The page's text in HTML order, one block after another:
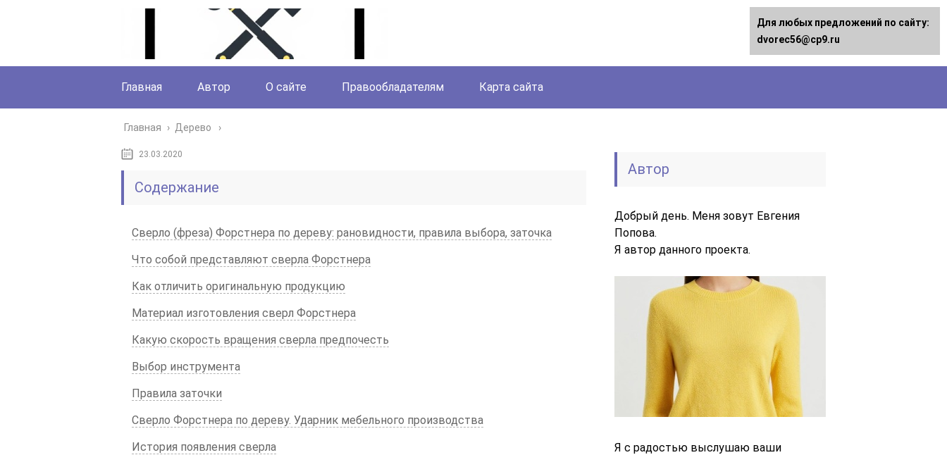
Главная Автор О сайте Правообладателям Карта сайта
Главная › Дерево
23.03.2020
Содержание
Сверло (фреза) Форстнера по дереву: рановидности, правила выбора, заточка
Что собой представляют сверла Форстнера
Как отличить оригинальную продукцию
Материал изготовления сверл Форстнера
Какую скорость вращения сверла предпочесть
Выбор инструмента
Правила заточки
Сверло Форстнера по дереву. Ударник мебельного производства
История появления сверла
Автор
Добрый день. Меня зовут Евгения
Попова.
Я автор данного проекта.
Я с радостью выслушаю ваши
Для любых предложений по сайту:
dvorec56@cp9.ru